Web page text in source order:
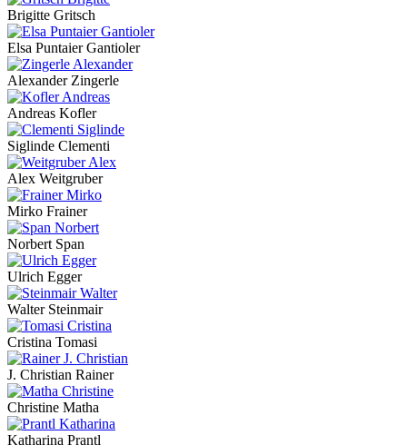
Brigitte Gritsch
Elsa Puntaier Gantioler
Alexander Zingerle
Andreas Kofler
Siglinde Clementi
Alex Weitgruber
Mirko Frainer
Norbert Span
Ulrich Egger
Walter Steinmair
Cristina Tomasi
J. Christian Rainer
Christine Matha
Katharina Prantl